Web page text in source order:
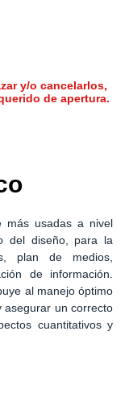
y/o cancelarlos,
de apertura.
más usadas a nivel
del diseño, para la
plan de medios,
de información.
al manejo óptimo
asegurar un correcto
cuantitativos y